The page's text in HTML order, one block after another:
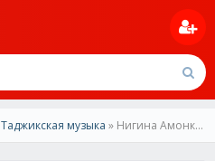
Таджикская музыка » Нигина Амонкулова-Самарканду Бухоро